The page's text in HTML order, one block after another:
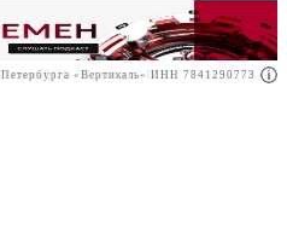
ООО "Право.ру" ИНН: 7704835288
«Вертикаль» ИНН 7841290773